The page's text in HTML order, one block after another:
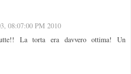
08:07:00 PM 2010
La torta era davvero ottima! Un